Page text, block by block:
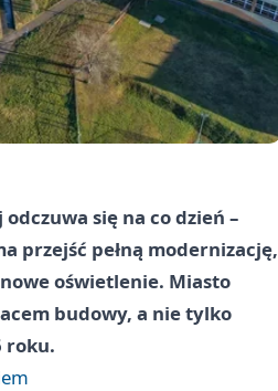
się na co dzień –
przejść pełną modernizację,
oświetlenie. Miasto
budowy, a nie tylko
roku.